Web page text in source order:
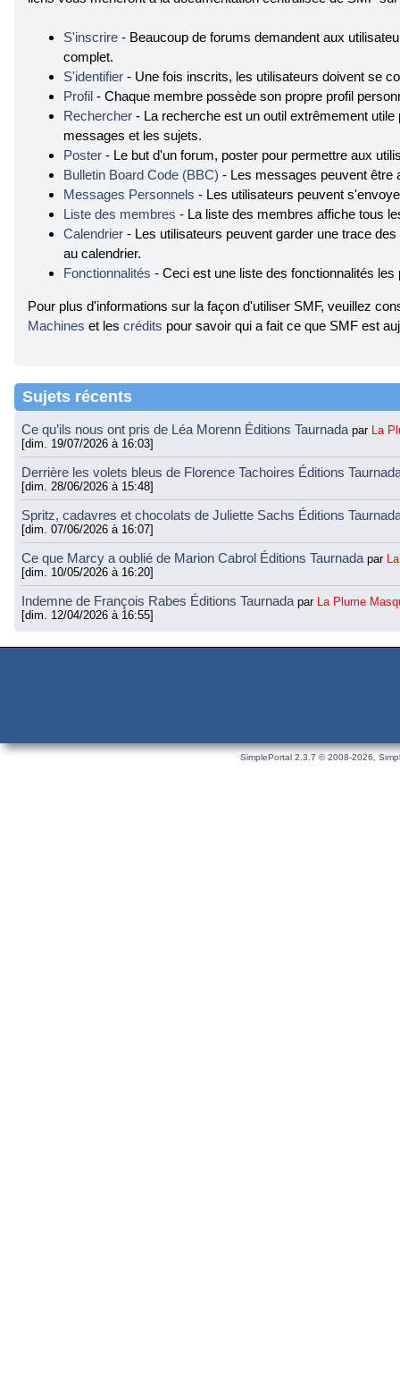
S'inscrire - Beaucoup de forums demandent aux
complet.
S'identifier - Une fois inscrits, les utilisateurs doivent se
Profil - Chaque membre possède son propre profil
Rechercher - La recherche est un outil extrêmement
messages et les sujets.
Poster - Le but d'un forum, poster pour permettre aux
Bulletin Board Code (BBC) - Les messages peuvent être
Messages Personnels - Les utilisateurs peuvent
Liste des membres - La liste des membres affiche tous
Calendrier - Les utilisateurs peuvent garder une trace
au calendrier.
Fonctionnalités - Ceci est une liste des fonctionnalités les
Pour plus d'informations sur la façon d'utiliser SMF, veuillez
Machines et les crédits pour savoir qui a fait ce que SMF est
Sujets récents
Ce qu’ils nous ont pris de Léa Morenn Éditions Taurnada par
La
[dim. 19/07/2026 à 16:03]
Derrière les volets bleus de Florence Tachoires Éditions
[dim. 28/06/2026 à 15:48]
Spritz, cadavres et chocolats de Juliette Sachs Éditions
[dim. 07/06/2026 à 16:07]
Ce que Marcy a oublié de Marion Cabrol Éditions Taurnada par
[dim. 10/05/2026 à 16:20]
Indemne de François Rabes Éditions Taurnada par
La Plume
[dim. 12/04/2026 à 16:55]
SimplePortal 2.3.7 © 2008-2026,